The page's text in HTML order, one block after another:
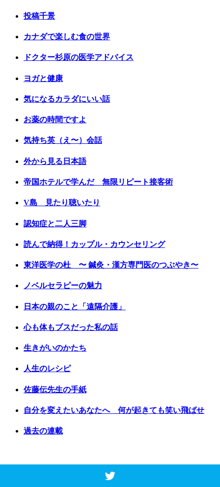
投稿千景
カナダで楽しむ食の世界
ドクター杉原の医学アドバイス
ヨガと健康
気になるカラダにいい話
お薬の時間ですよ
気持ち英（え〜）会話
外から見る日本語
帝国ホテルで学んだ 無限リピート接客術
V島 見たり聴いたり
認知症と二人三脚
読んで納得！カップル・カウンセリング
東洋医学の杜 〜 鍼灸・漢方専門医のつぶやき〜
ノベルセラピーの魅力
日本の親のこと「遠隔介護」
心も体もブスだった私の話
生きがいのかたち
人生のレシピ
佐藤伝先生の手紙
自分を変えたいあなたへ 何が起きても笑い飛ばせ
過去の連載